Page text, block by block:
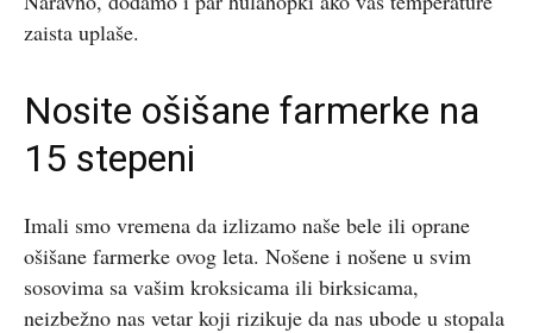
zaista uplaše.
Nosite ošišane farmerke na
15 stepeni
Imali smo vremena da izlizamo naše bele ili oprane
ošišane farmerke ovog leta. Nošene i nošene u svim
sosovima sa vašim kroksicama ili birksicama,
neizbežno nas vetar koji rizikuje da nas ubode u stopala